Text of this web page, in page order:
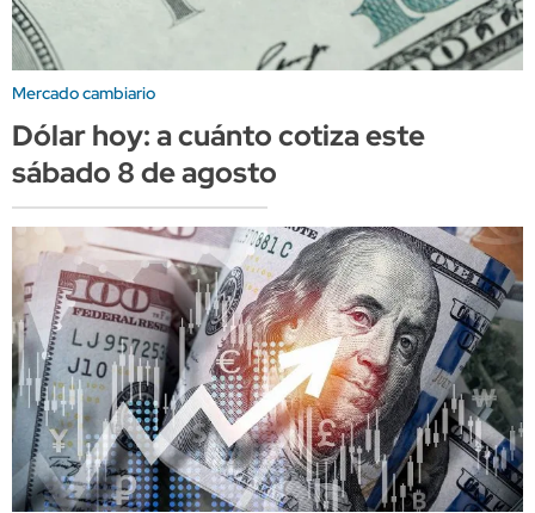
Mercado cambiario
Dólar hoy: a cuánto cotiza este
sábado 8 de agosto